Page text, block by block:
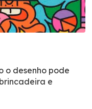
o desenho pode
e